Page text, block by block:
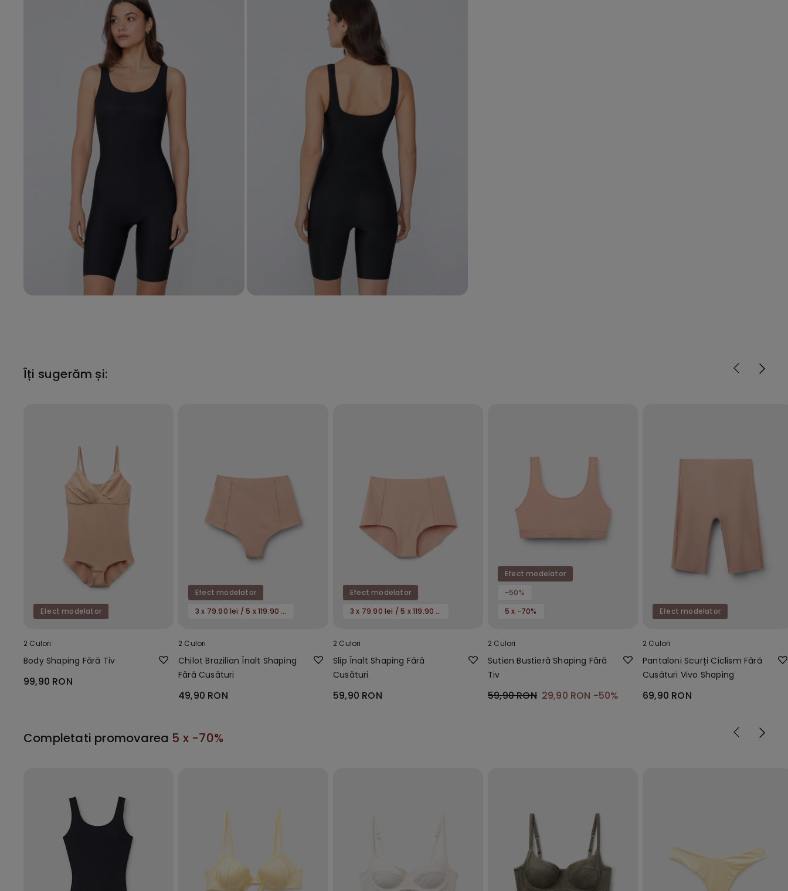
Îți sugerăm și:
Efect modelator
2 Culori
Body Shaping Fără Tiv
99,90 RON
Efect modelator
3 x 79.90 lei / 5 x 119.90 lei
2 Culori
Chilot Brazilian Înalt Shaping
Fără Cusături
49,90 RON
Efect modelator
3 x 79.90 lei / 5 x 119.90 lei
2 Culori
Slip Înalt Shaping Fără
Cusături
59,90 RON
Efect modelator
-50%
5 x -70%
2 Culori
Sutien Bustieră Shaping Fără
Tiv
59,90 RON 29,90 RON -50%
Efect modelator
2 Culori
Pantaloni Scurți Ciclism Fără
Cusături Vivo Shaping
69,90 RON
Completati promovarea 5 x -70%